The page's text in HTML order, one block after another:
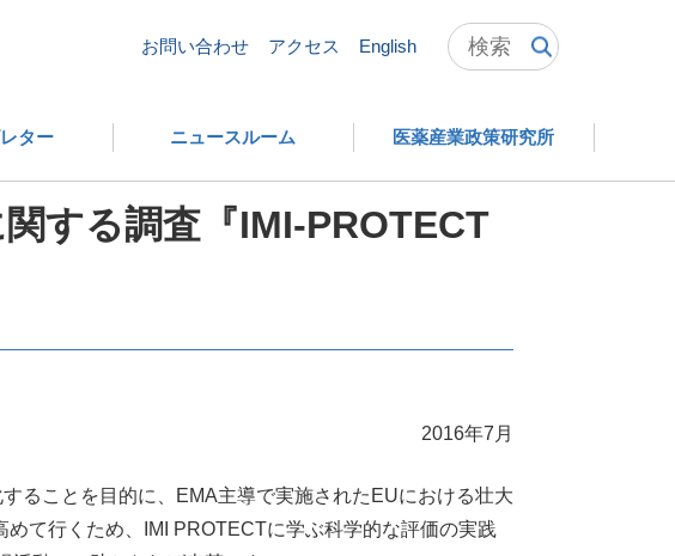
お問い合わせ アクセス English
ター ニュースルーム 医薬産業政策研究所
薬品のベネフィット・リスク評価に関する調査『IMI-PROTECTの成果から』
する調査『IMI-PROTECT
2016年7月
ることを目的に、EMA主導で実施されたEUにおける壮大
て行くため、IMI PROTECTに学ぶ科学的な評価の実践